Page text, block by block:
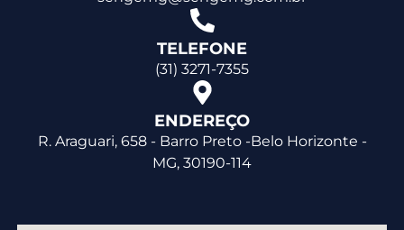
TELEFONE
(31) 3271-7355
ENDEREÇO
R. Araguari, 658 - Barro Preto -Belo Horizonte -
MG, 30190-114